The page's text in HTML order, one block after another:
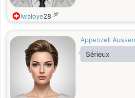
Iwaloye28 岁
Appenzell
Sérieux